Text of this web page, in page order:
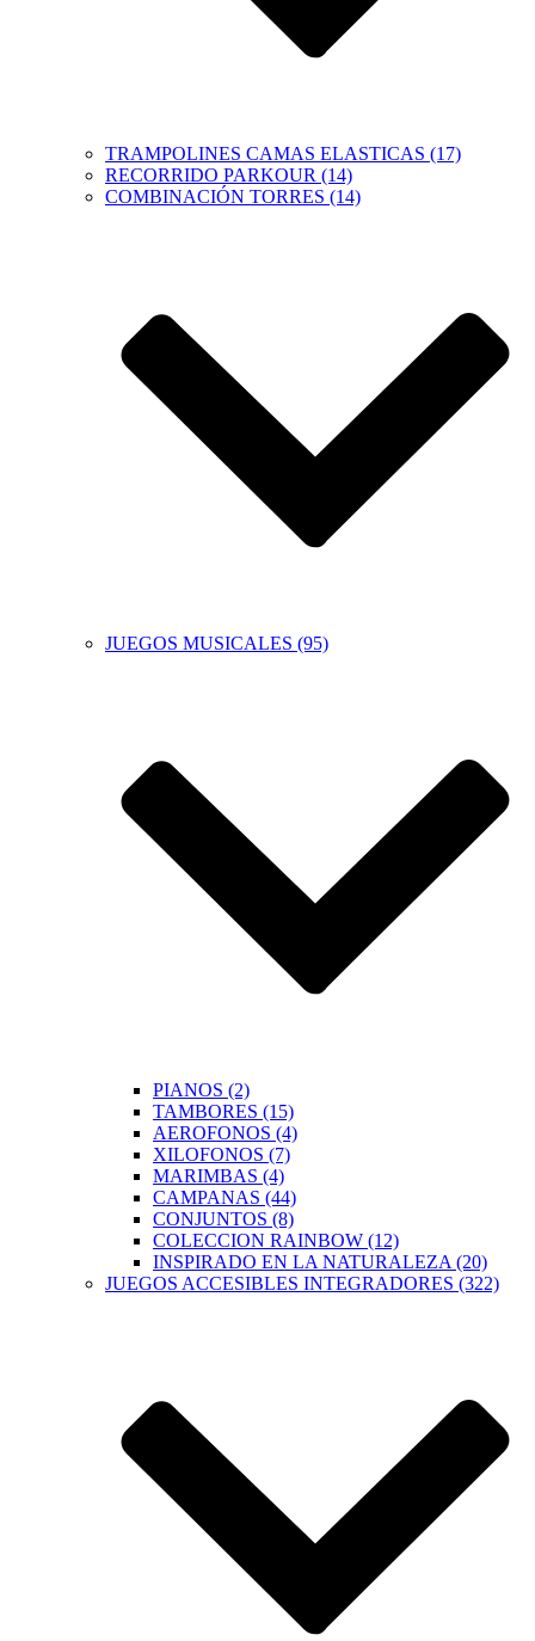
TRAMPOLINES CAMAS ELASTICAS (17)
RECORRIDO PARKOUR (14)
COMBINACIÓN TORRES (14)
JUEGOS MUSICALES (95)
PIANOS (2)
TAMBORES (15)
AEROFONOS (4)
XILOFONOS (7)
MARIMBAS (4)
CAMPANAS (44)
CONJUNTOS (8)
COLECCION RAINBOW (12)
INSPIRADO EN LA NATURALEZA (20)
JUEGOS ACCESIBLES INTEGRADORES (322)